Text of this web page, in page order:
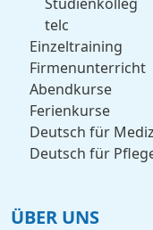
telc
Einzeltraining
Firmenunterricht
Abendkurse
Ferienkurse
Deutsch für
Deutsch für
ÜBER UNS